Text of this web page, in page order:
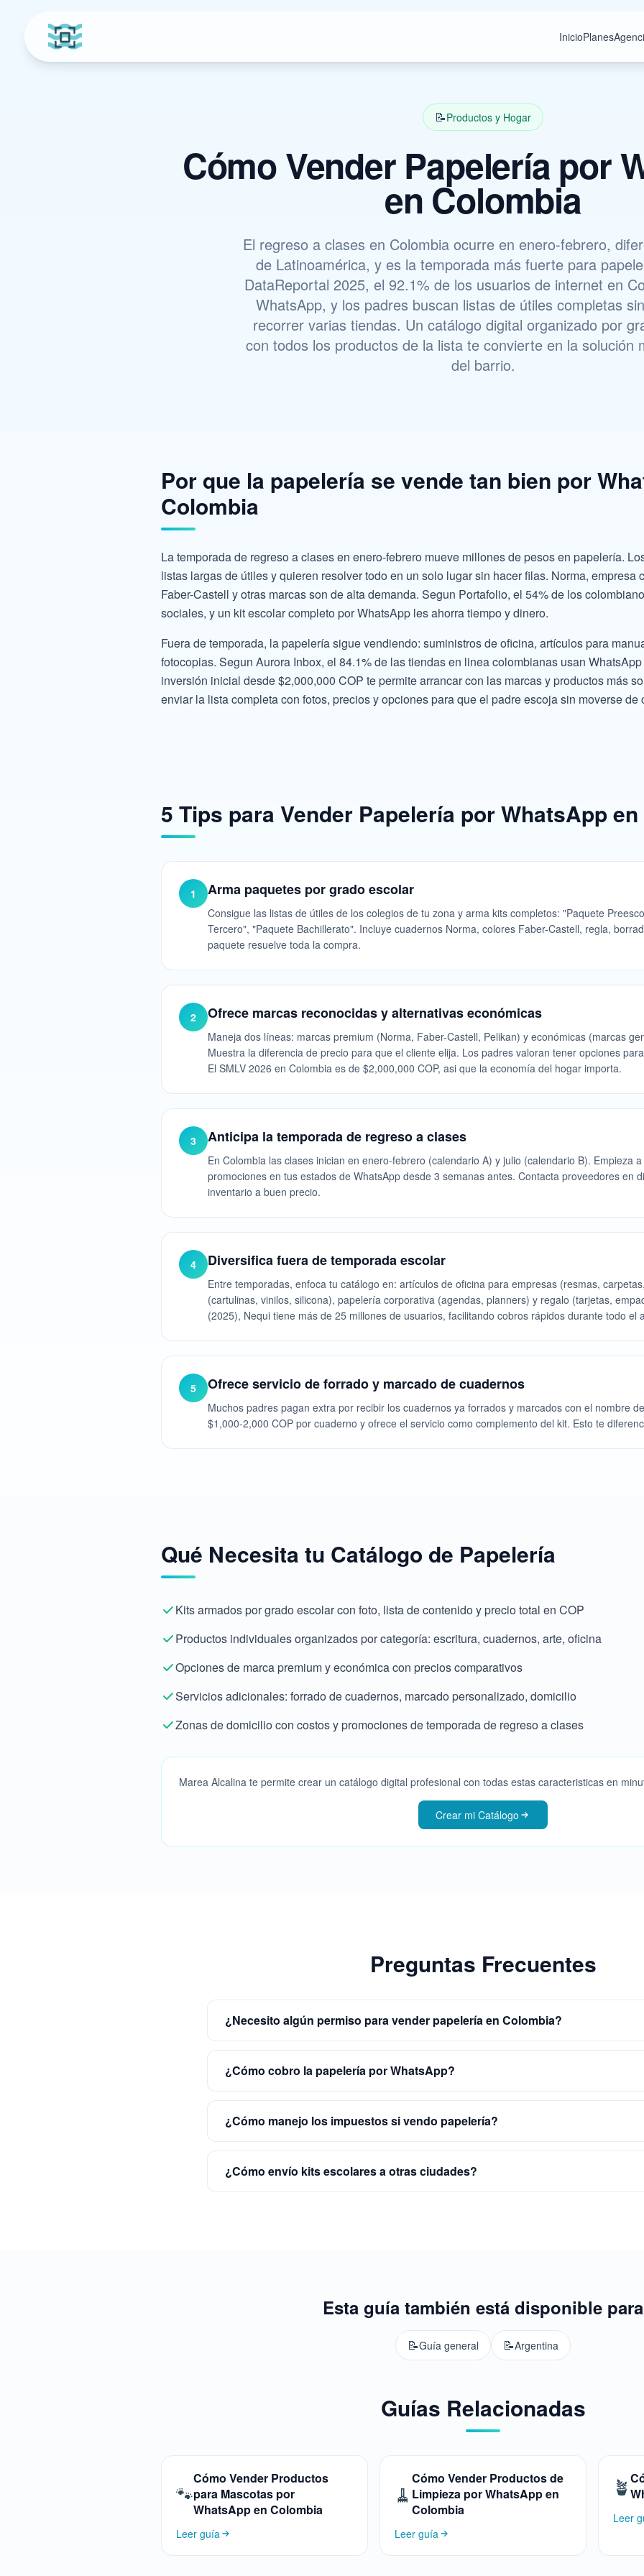
InicioPlanes
📝Productos y Hogar
Cómo Vender Papelería por
en Colombia
El regreso a clases en Colombia ocurre en enero-febrero,
de Latinoamérica, y es la temporada más fuerte para
DataReportal 2025, el 92.1% de los usuarios de internet en
WhatsApp, y los padres buscan listas de útiles completas
recorrer varias tiendas. Un catálogo digital organizado por
con todos los productos de la lista te convierte en la solución
del barrio.
Por que la papelería se vende tan bien por
Colombia
La temporada de regreso a clases en enero-febrero mueve millones de pesos en papelería.
listas largas de útiles y quieren resolver todo en un solo lugar sin hacer filas. Norma, empresa
Faber-Castell y otras marcas son de alta demanda. Segun Portafolio, el 54% de los
sociales, y un kit escolar completo por WhatsApp les ahorra tiempo y dinero.
Fuera de temporada, la papelería sigue vendiendo: suministros de oficina, artículos para
fotocopias. Segun Aurora Inbox, el 84.1% de las tiendas en linea colombianas usan
inversión inicial desde $2,000,000 COP te permite arrancar con las marcas y productos más
enviar la lista completa con fotos, precios y opciones para que el padre escoja sin moverse de
5 Tips para Vender Papelería por WhatsApp
1 Arma paquetes por grado escolar
Consigue las listas de útiles de los colegios de tu zona y arma kits completos: "Paquete
Tercero", "Paquete Bachillerato". Incluye cuadernos Norma, colores Faber-Castell, regla,
paquete resuelve toda la compra.
2 Ofrece marcas reconocidas y alternativas económicas
Maneja dos líneas: marcas premium (Norma, Faber-Castell, Pelikan) y económicas (marcas
Muestra la diferencia de precio para que el cliente elija. Los padres valoran tener opciones
El SMLV 2026 en Colombia es de $2,000,000 COP, asi que la economía del hogar importa.
3 Anticipa la temporada de regreso a clases
En Colombia las clases inician en enero-febrero (calendario A) y julio (calendario B). Empieza
promociones en tus estados de WhatsApp desde 3 semanas antes. Contacta proveedores en
inventario a buen precio.
4 Diversifica fuera de temporada escolar
Entre temporadas, enfoca tu catálogo en: artículos de oficina para empresas (resmas,
(cartulinas, vinilos, silicona), papelería corporativa (agendas, planners) y regalo (tarjetas,
(2025), Nequi tiene más de 25 millones de usuarios, facilitando cobros rápidos durante todo el
5 Ofrece servicio de forrado y marcado de cuadernos
Muchos padres pagan extra por recibir los cuadernos ya forrados y marcados con el nombre
$1,000-2,000 COP por cuaderno y ofrece el servicio como complemento del kit. Esto te
Qué Necesita tu Catálogo de Papelería
Kits armados por grado escolar con foto, lista de contenido y precio total en COP
Productos individuales organizados por categoría: escritura, cuadernos, arte, oficina
Opciones de marca premium y económica con precios comparativos
Servicios adicionales: forrado de cuadernos, marcado personalizado, domicilio
Zonas de domicilio con costos y promociones de temporada de regreso a clases
Marea Alcalina te permite crear un catálogo digital profesional con todas estas caracteristicas en
Crear mi Catálogo
Preguntas Frecuentes
¿Necesito algún permiso para vender papelería en Colombia?
¿Cómo cobro la papelería por WhatsApp?
¿Cómo manejo los impuestos si vendo papelería?
¿Cómo envío kits escolares a otras ciudades?
Esta guía también está disponible para
📝Guía general 📝Argentina
Guías Relacionadas
🐾
Cómo Vender Productos
para Mascotas por
WhatsApp en Colombia
Leer guía
🧹
Cómo Vender Productos de
Limpieza por WhatsApp en
Colombia
Leer guía
🪴
Leer